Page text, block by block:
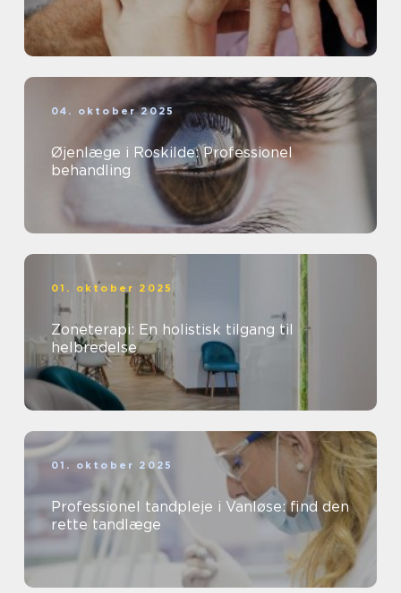
04. oktober 2025
Øjenlæge i Roskilde: Professionel
behandling
01. oktober 2025
Zoneterapi: En holistisk tilgang til
helbredelse
01. oktober 2025
Professionel tandpleje i Vanløse: find den
rette tandlæge